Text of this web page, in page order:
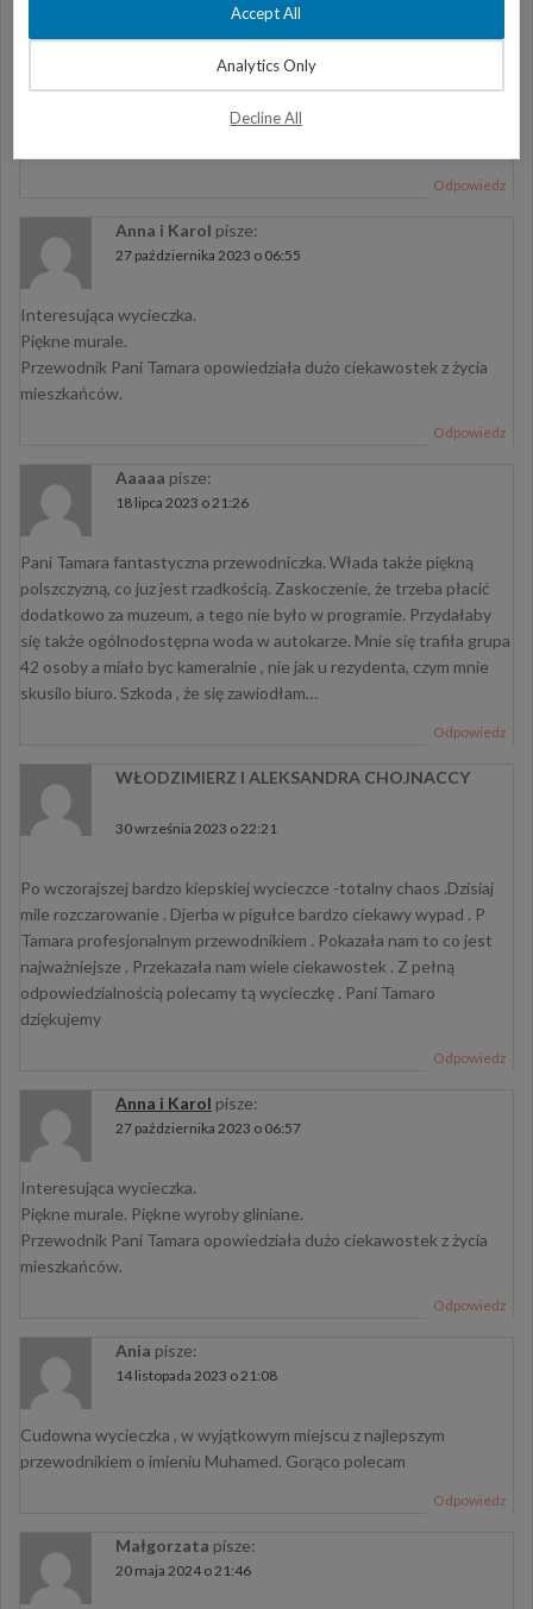
Polecam z całego serca tę wycieczkę. Grupa liczyła 4 osoby-
bardzo kameralna. Zobaczyliśmy wszystko co było w ofercie oraz
pani Tamara (przewodniczka, bardzo sympatyczna) zaprowadziła
nas do tunezyjskiej kawiarni, która była w domu prywatnym.
Odpowiedz
Anna i Karol pisze:
27 października 2023 o 06:55
Interesująca wycieczka.
Piękne murale.
Przewodnik Pani Tamara opowiedziała dużo ciekawostek z życia
mieszkańców.
Odpowiedz
Aaaaa pisze:
18 lipca 2023 o 21:26
Pani Tamara fantastyczna przewodniczka. Włada także piękną
polszczyzną, co juz jest rzadkością. Zaskoczenie, że trzeba płacić
dodatkowo za muzeum, a tego nie było w programie. Przydałaby
się także ogólnodostępna woda w autokarze. Mnie się trafiła grupa
42 osoby a miało byc kameralnie , nie jak u rezydenta, czym mnie
skusilo biuro. Szkoda , że się zawiodłam…
Odpowiedz
WŁODZIMIERZ I ALEKSANDRA CHOJNACCY
30 września 2023 o 22:21
Po wczorajszej bardzo kiepskiej wycieczce -totalny chaos .Dzisiaj
mile rozczarowanie . Djerba w pigułce bardzo ciekawy wypad . P
Tamara profesjonalnym przewodnikiem . Pokazała nam to co jest
najważniejsze . Przekazała nam wiele ciekawostek . Z pełną
odpowiedzialnością polecamy tą wycieczkę . Pani Tamaro
dziękujemy
Odpowiedz
Anna i Karol pisze:
27 października 2023 o 06:57
Interesująca wycieczka.
Piękne murale. Piękne wyroby gliniane.
Przewodnik Pani Tamara opowiedziała dużo ciekawostek z życia
mieszkańców.
Odpowiedz
Ania pisze:
14 listopada 2023 o 21:08
Cudowna wycieczka , w wyjątkowym miejscu z najlepszym
przewodnikiem o imieniu Muhamed. Gorąco polecam
Odpowiedz
Małgorzata pisze:
20 maja 2024 o 21:46
Accept All
Analytics Only
Decline All